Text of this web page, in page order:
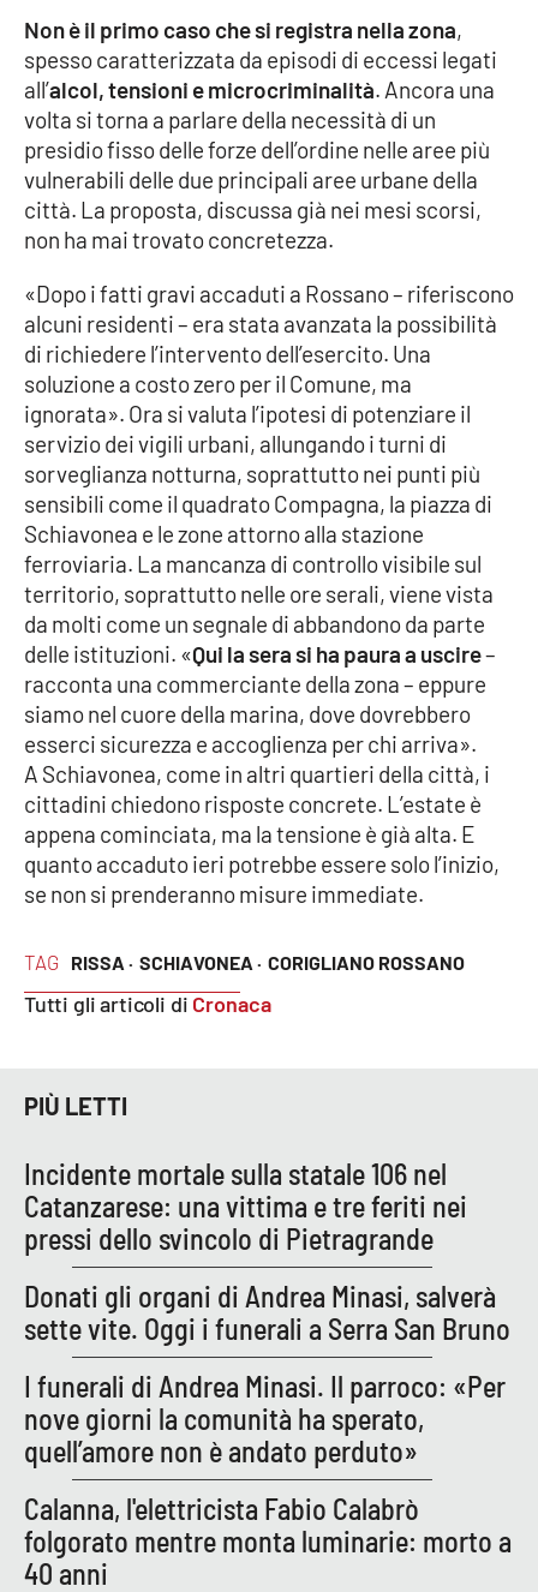
Good Morning Vietnam
Parchi Marini Calabria
Leggendo Alvaro insieme
Imprese Di Calabria
Venti di comunicazione
STREAMING
LaC TV
LaC Network
LaC OnAir
EDIZIONI
LOCALI
Catanzaro
Crotone
Vibo Valentia
Buona Sanità Calabria
CALABRIAVISIONE
Destinazioni
Eventi
Food
Storie
TAG RISSA · SCHIAVONEA · CORIGLIANO ROSSANO
Tutti gli articoli di Cronaca
Non è il primo caso che si registra nella zona,
spesso caratterizzata da episodi di eccessi legati
all’alcol, tensioni e microcriminalità. Ancora una
volta si torna a parlare della necessità di un
presidio fisso delle forze dell’ordine nelle aree più
vulnerabili delle due principali aree urbane della
città. La proposta, discussa già nei mesi scorsi,
non ha mai trovato concretezza.
«Dopo i fatti gravi accaduti a Rossano – riferiscono
alcuni residenti – era stata avanzata la possibilità
di richiedere l’intervento dell’esercito. Una
soluzione a costo zero per il Comune, ma
ignorata». Ora si valuta l’ipotesi di potenziare il
servizio dei vigili urbani, allungando i turni di
sorveglianza notturna, soprattutto nei punti più
sensibili come il quadrato Compagna, la piazza di
Schiavonea e le zone attorno alla stazione
ferroviaria. La mancanza di controllo visibile sul
territorio, soprattutto nelle ore serali, viene vista
da molti come un segnale di abbandono da parte
delle istituzioni. «Qui la sera si ha paura a uscire–
racconta una commerciante della zona – eppure
siamo nel cuore della marina, dove dovrebbero
esserci sicurezza e accoglienza per chi arriva».
A Schiavonea, come in altri quartieri della città, i
cittadini chiedono risposte concrete. L’estate è
appena cominciata, ma la tensione è già alta. E
quanto accaduto ieri potrebbe essere solo l’inizio,
se non si prenderanno misure immediate.
PIÙ LETTI
Incidente mortale sulla statale 106 nel
Catanzarese: una vittima e tre feriti nei
pressi dello svincolo di Pietragrande
Donati gli organi di Andrea Minasi, salverà
sette vite. Oggi i funerali a Serra San Bruno
I funerali di Andrea Minasi. Il parroco: «Per
nove giorni la comunità ha sperato,
quell’amore non è andato perduto»
Calanna, l'elettricista Fabio Calabrò
folgorato mentre monta luminarie: morto a
40 anni